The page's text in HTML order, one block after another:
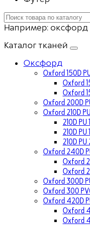
Например: оксфорд
Каталог тканей
Оксфорд
Oxford 150D
Oxford
Oxford
Oxford 200D
Oxford 210D
210D
210D
210D
Oxford 240D
Oxford
Oxford
Oxford 300D
Oxford 300
Oxford 420D
Oxford
Oxford